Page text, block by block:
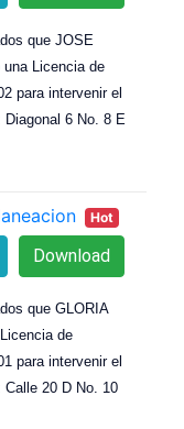
que JOSE
una Licencia de
para intervenir el
6 No. 8 E
Hot
Download
que GLORIA
de
para intervenir el
20 D No. 10